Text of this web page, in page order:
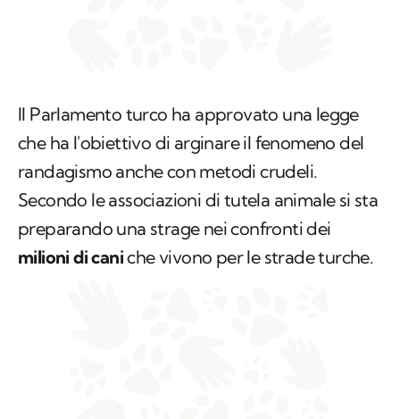
Il Parlamento turco ha approvato una legge
che ha l'obiettivo di arginare il fenomeno del
randagismo anche con metodi crudeli.
Secondo le associazioni di tutela animale si sta
preparando una strage nei confronti dei
milioni di caniche vivono per le strade turche.